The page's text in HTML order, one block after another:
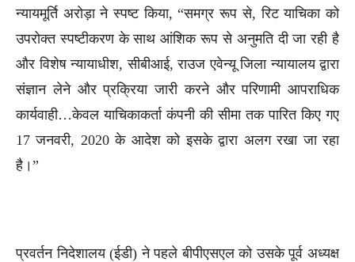
न्यायमूर्ति अरोड़ा ने स्पष्ट किया, “समग्र रूप से, रिट याचिका को
उपरोक्त स्पष्टीकरण के साथ आंशिक रूप से अनुमति दी जा रही है
और विशेष न्यायाधीश, सीबीआई, राउज एवेन्यू जिला न्यायालय द्वारा
संज्ञान लेने और प्रक्रिया जारी करने और परिणामी आपराधिक
कार्यवाही…केवल याचिकाकर्ता कंपनी की सीमा तक पारित किए गए
17 जनवरी, 2020 के आदेश को इसके द्वारा अलग रखा जा रहा
है।”
प्रवर्तन निदेशालय (ईडी) ने पहले बीपीएसएल को उसके पूर्व अध्यक्ष